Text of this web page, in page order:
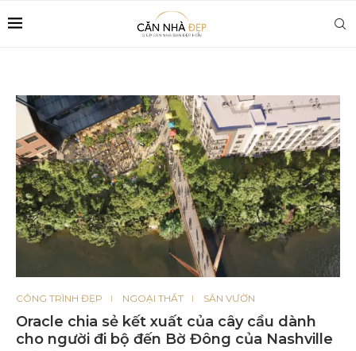
CÔNG TRÌNH ĐẸP NGOẠI THẤT SÂN VƯỜN
Oracle chia sẻ kết xuất của cây cầu dành
cho người đi bộ đến Bờ Đông của Nashville